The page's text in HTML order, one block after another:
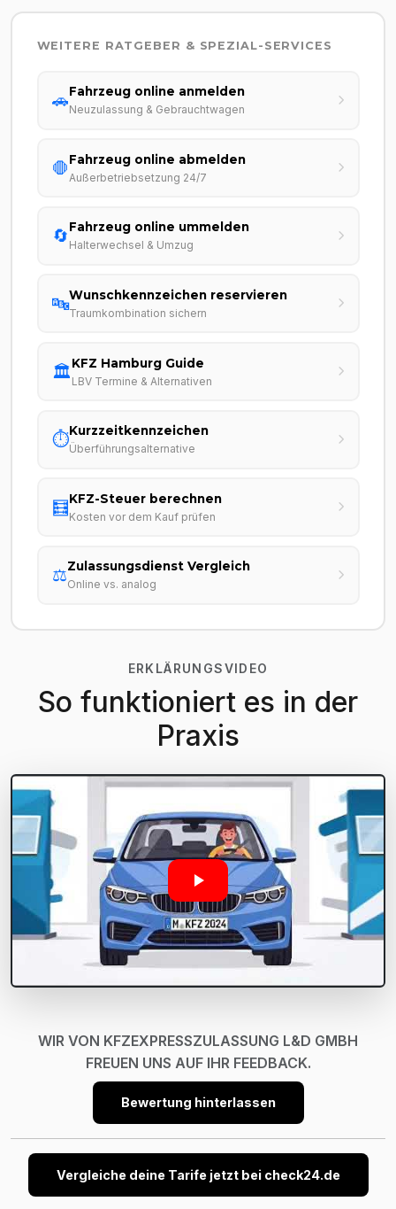
WEITERE RATGEBER & SPEZIAL-SERVICES
🚗Fahrzeug online anmelden
Neuzulassung & Gebrauchtwagen
🛑Fahrzeug online abmelden
Außerbetriebsetzung 24/7
🔄Fahrzeug online ummelden
Halterwechsel & Umzug
🔤Wunschkennzeichen reservieren
Traumkombination sichern
🏛️KFZ Hamburg Guide
LBV Termine & Alternativen
⏱️Kurzzeitkennzeichen
Überführungsalternative
🧮KFZ-Steuer berechnen
Kosten vor dem Kauf prüfen
⚖️Zulassungsdienst Vergleich
Online vs. analog
ERKLÄRUNGSVIDEO
So funktioniert es in der
Praxis
WIR VON KFZEXPRESSZULASSUNG L&D GMBH
FREUEN UNS AUF IHR FEEDBACK.
Bewertung hinterlassen
Vergleiche deine Tarife jetzt bei check24.de